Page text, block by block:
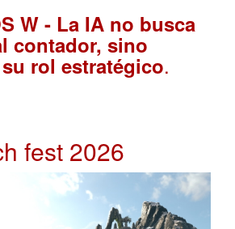
W - La IA no busca
contador, sino
rol estratégico.
fest 2026